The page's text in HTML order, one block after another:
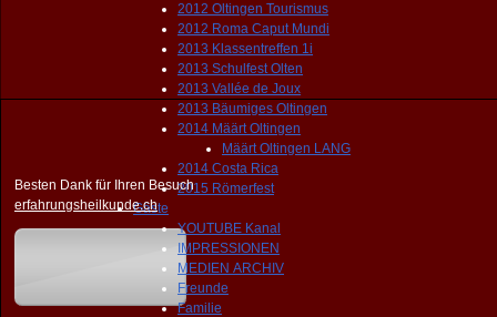
2012 Oltingen Tourismus
2012 Roma Caput Mundi
2013 Klassentreffen 1i
2013 Schulfest Olten
2013 Vallée de Joux
2013 Bäumiges Oltingen
2014 Määrt Oltingen
Määrt Oltingen LANG
2014 Costa Rica
2015 Römerfest
Gäste
YOUTUBE Kanal
IMPRESSIONEN
MEDIEN ARCHIV
Freunde
Familie
Besten Dank für Ihren Besuch
erfahrungsheilkunde.ch